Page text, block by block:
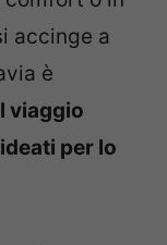
accinge a
è
viaggio
per lo